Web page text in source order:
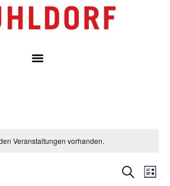
Veranstaltungen vorhanden.
SucheListe